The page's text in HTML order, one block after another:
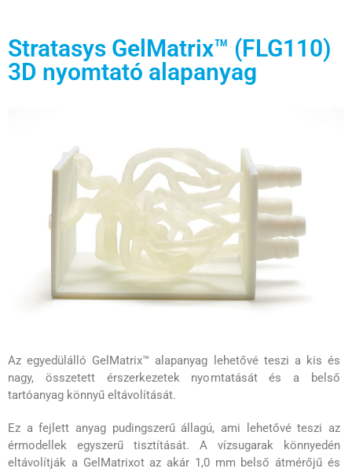
Stratasys GelMatrix™ (FLG110)
3D nyomtató alapanyag
Az egyedülálló GelMatrix™ alapanyag lehetővé teszi a kis és
nagy, összetett érszerkezetek nyomtatását és a belső
tartóanyag könnyű eltávolítását.
Ez a fejlett anyag pudingszerű állagú, ami lehetővé teszi az
érmodellek egyszerű tisztítását. A vízsugarak könnyedén
eltávolítják a GelMatrixot az akár 1,0 mm belső átmérőjű és